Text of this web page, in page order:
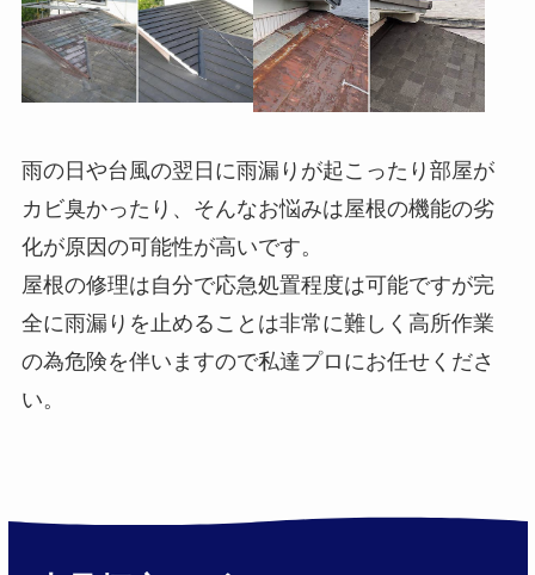
雨の日や台風の翌日に雨漏りが起こったり部屋が
カビ臭かったり、そんなお悩みは屋根の機能の劣
化が原因の可能性が高いです。
屋根の修理は自分で応急処置程度は可能ですが完
全に雨漏りを止めることは非常に難しく高所作業
の為危険を伴いますので私達プロにお任せくださ
い。